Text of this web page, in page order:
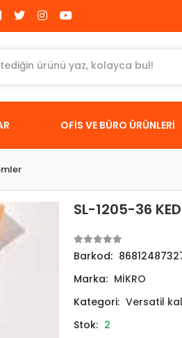
OFİS VE BÜRO ÜRÜNLERİ
SL-1205-36
Barkod:
Marka: MİKRO
Kategori: Versatil
Stok: 2